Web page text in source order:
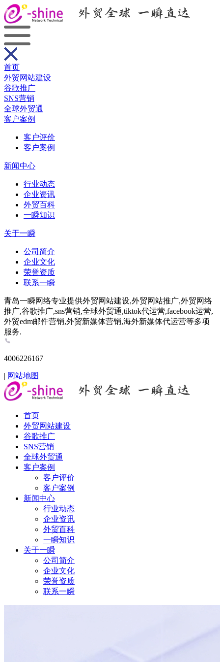
首页
外贸网站建设
谷歌推广
SNS营销
全球外贸通
客户案例
客户评价
客户案例
新闻中心
行业动态
企业资讯
外贸百科
一瞬知识
关于一瞬
公司简介
企业文化
荣誉资质
联系一瞬
青岛一瞬网络专业提供外贸网站建设,外贸网站推广,外贸网络
推广,谷歌推广,sns营销,全球外贸通,tiktok代运营,facebook运营,
外贸edm邮件营销,外贸新媒体营销,海外新媒体代运营等多项
服务.
4006226167
| 网站地图
首页
外贸网站建设
谷歌推广
SNS营销
全球外贸通
客户案例
客户评价
客户案例
新闻中心
行业动态
企业资讯
外贸百科
一瞬知识
关于一瞬
公司简介
企业文化
荣誉资质
联系一瞬